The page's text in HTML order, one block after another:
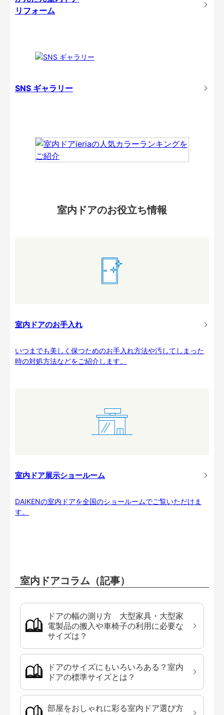
リフォーム
SNS ギャラリー
室内ドアのお役立ち情報
室内ドアのお手入れ
いつまでも美しく保つためのお手入れ方法や汚してしまった
時の対処方法などをご紹介します。
室内ドア展示ショールーム
DAIKENの室内ドアを全国のショールームでご覧いただけま
す。
室内ドアコラム（記事）
ドアの幅の測り方 大型家具・大型家
電製品の搬入や車椅子の利用に必要な
サイズは？
ドアのサイズにもいろいろある？室内
ドアの標準サイズとは？
部屋をおしゃれに彩る室内ドア選び方